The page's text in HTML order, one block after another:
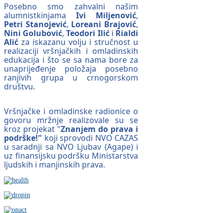
Posebno smo zahvalni našim
alumnistkinjamaIvi Miljenović,
Petri Stanojević, Loreani Brajović,
Nini Golubović,Teodori Ilići Rialdi
Alić za iskazanu volju i stručnost u
realizaciji vršnjačkih i omladinskih
edukacija i što se sa nama bore za
unaprijeđenje položaja posebno
ranjivih grupa u crnogorskom
društvu.
Vršnjačke i omladinske radionice o
govoru mržnje realizovale su se
kroz projekat "Znanjem do prava i
podrške!" koji sprovodi NVO CAZAS
u saradnji sa NVO Ljubav (Agape) i
uz finansijsku podršku Ministarstva
ljudskih i manjinskih prava.